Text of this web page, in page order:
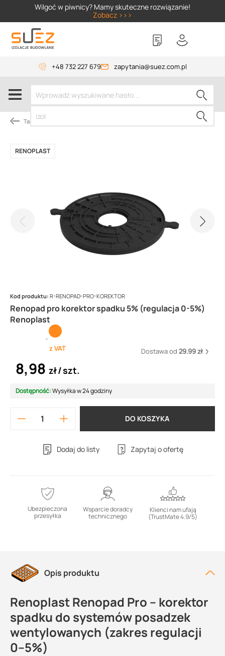
Wilgoć w piwnicy? Mamy skuteczne rozwiązanie!
Zobacz >>>
+48 732 227 679 zapytania@suez.com.pl
Tarasy i balkony wentylowane
Renopad pro korektor spadku 5% (regulacja 0-5%)
Renoplast
RENOPLAST
Kod produktu: R-RENOPAD-PRO-KOREKTOR
z VAT Dostawa od 29.99 zł
8,98 zł szt.
Dostępność:Wysyłka w 24 godziny
DO KOSZYKA
Dodaj do listy Zapytaj o ofertę
Ubezpieczona
przesyłka
Wsparcie doradcy
technicznego
Klienci nam ufają
(TrustMate 4.9/5)
Opis produktu
Renoplast Renopad Pro – korektor
spadku do systemów posadzek
wentylowanych (zakres regulacji
0–5%)